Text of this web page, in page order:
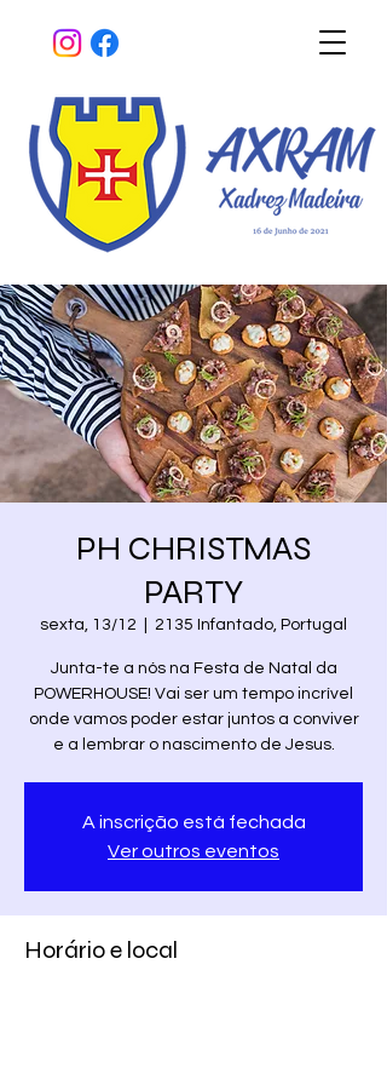
PH CHRISTMAS
PARTY
sexta, 13/12 2135 Infantado, Portugal
Junta-te a nós na Festa de Natal da
POWERHOUSE! Vai ser um tempo incrível
onde vamos poder estar juntos a conviver
e a lembrar o nascimento de Jesus.
A inscrição está fechada
Ver outros eventos
Horário e local